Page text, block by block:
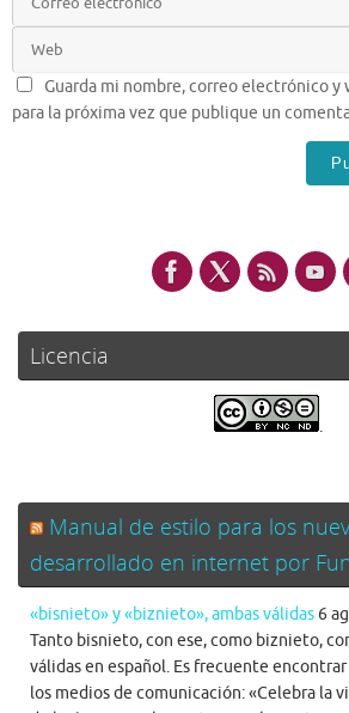
Guarda mi nombre, correo electrónico y
para la próxima vez que publique un
Licencia
.
Manual de estilo para los
desarrollado en internet por
«bisnieto» y «biznieto», ambas válidas 6
Tanto bisnieto, con ese, como biznieto,
válidas en español. Es frecuente
los medios de comunicación: «Celebra la